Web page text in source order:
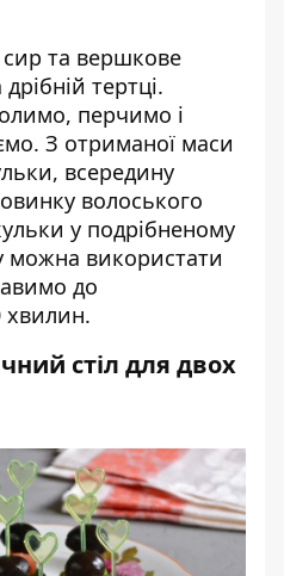
сир та вершкове
тертці.
перчимо і
З отриманої маси
всередину
волоського
у подрібненому
можна використати
до
хвилин.
стіл для двох